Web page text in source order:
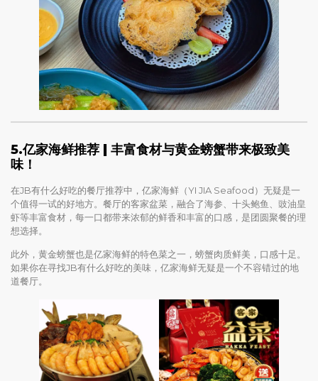
5.亿家海鲜推荐 | 丰富食材与黄金螃蟹带来极致美
味！
在JB有什么好吃的餐厅推荐中，亿家海鲜（YI JIA Seafood）无疑是一
个值得一试的好地方。餐厅的客家盆菜，融合了海参、十头鲍鱼、豉油皇
虾等丰富食材，每一口都带来浓郁的鲜香和丰富的口感，是团圆聚餐的理
想选择。
此外，黄金螃蟹也是亿家海鲜的特色菜之一，螃蟹肉质鲜美，口感十足。
如果你在寻找JB有什么好吃的美味，亿家海鲜无疑是一个不容错过的地
道餐厅。